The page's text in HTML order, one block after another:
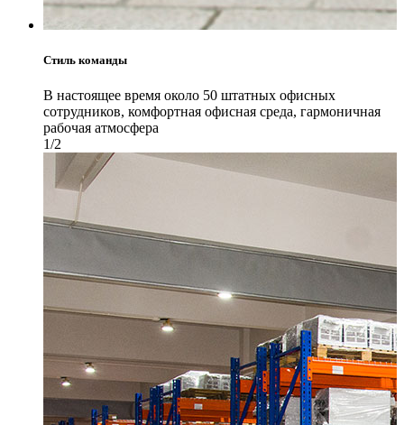
Стиль команды
В настоящее время около 50 штатных офисных
сотрудников, комфортная офисная среда, гармоничная
рабочая атмосфера
1/2